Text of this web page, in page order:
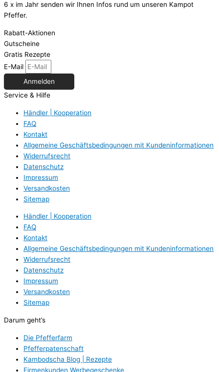
6 x im Jahr senden wir Ihnen Infos rund um unseren Kampot
Pfeffer.
Rabatt-Aktionen
Gutscheine
Gratis Rezepte
E-Mail
Anmelden
Service & Hilfe
Händler | Kooperation
FAQ
Kontakt
Allgemeine Geschäftsbedingungen mit Kundeninformationen
Widerrufsrecht
Datenschutz
Impressum
Versandkosten
Sitemap
Händler | Kooperation
FAQ
Kontakt
Allgemeine Geschäftsbedingungen mit Kundeninformationen
Widerrufsrecht
Datenschutz
Impressum
Versandkosten
Sitemap
Darum geht’s
Die Pfefferfarm
Pfefferpatenschaft
Kambodscha Blog | Rezepte
Firmenkunden Werbegeschenke